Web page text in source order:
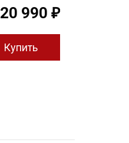
20 990 ₽